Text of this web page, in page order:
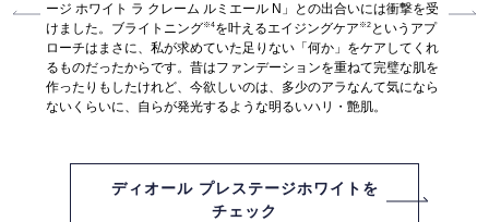
日常
ージ ホワイト ラ クレーム ルミエール N」との出合いには衝撃を受
けました。ブライトニング※4を叶えるエイジングケア ※2というアプ
ローチはまさに、私が求めていた足りない「何か」をケアしてくれ
るものだったからです。昔はファンデーションを重ねて完璧な肌を
作ったりもしたけれど、今欲しいのは、多少のアラなんて気になら
ないくらいに、自らが発光するような明るいハリ・艶肌。
と大
ディオール プレステージホワイトを
チェック